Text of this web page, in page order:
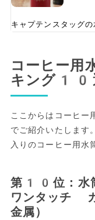
キャプテンスタッグ
コーヒー用
キング10
ここからはコーヒー
でご紹介いたします
入りのコーヒー用水
第10位：
ワンタッチ
金属）